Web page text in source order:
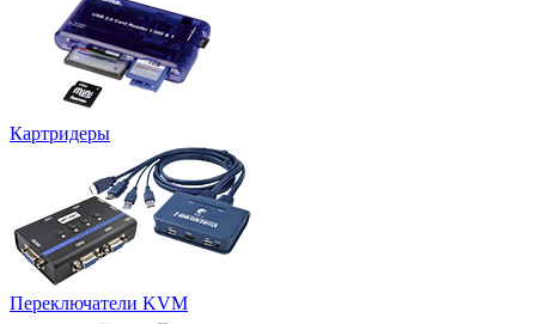
Картридеры
Переключатели KVM